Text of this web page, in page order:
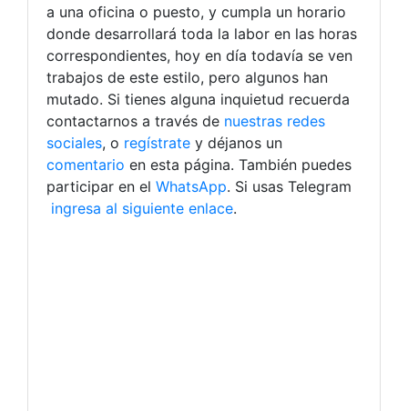
a una oficina o puesto, y cumpla un horario
donde desarrollará toda la labor en las horas
correspondientes, hoy en día todavía se ven
trabajos de este estilo, pero algunos han
mutado. Si tienes alguna inquietud recuerda
contactarnos a través de nuestras redes
sociales, o regístrate y déjanos un
comentario en esta página. También puedes
participar en el WhatsApp. Si usas Telegram
ingresa al siguiente enlace.